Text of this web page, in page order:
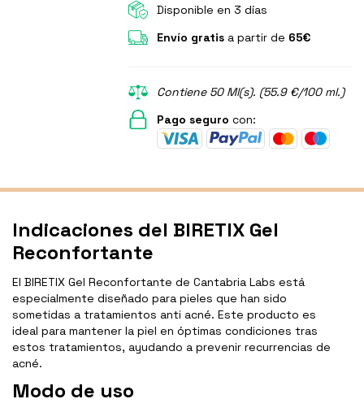
Disponible en 3 días
Envío gratisa partir de 65€
Contiene 50 Ml(s). (55.9 €/100 ml.)
Pago seguro con:
Indicaciones del BIRETIX Gel
Reconfortante
El BIRETIX Gel Reconfortante de Cantabria Labs está
especialmente diseñado para pieles que han sido
sometidas a tratamientos anti acné. Este producto es
ideal para mantener la piel en óptimas condiciones tras
estos tratamientos, ayudando a prevenir recurrencias de
acné.
Modo de uso